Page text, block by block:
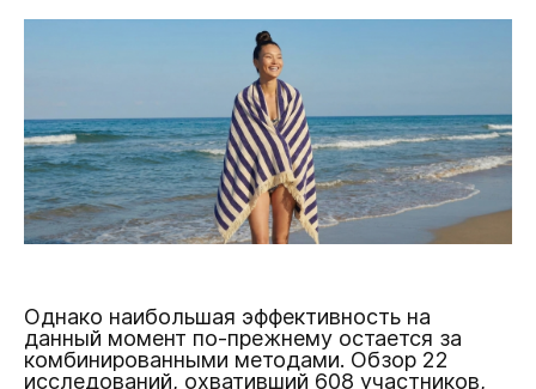
Однако наибольшая эффективность на
данный момент по-прежнему остается за
комбинированными методами. Обзор 22
исследований, охвативший 608 участников,